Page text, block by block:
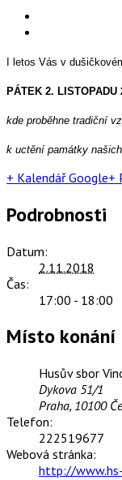
I letos Vás v
PÁTEK 2. LISTOPADU
kde proběhne tradiční
k uctění památky
+ Kalendář Google+
Podrobnosti
Datum:
2.11.2018
Čas:
17:00 - 18:00
Místo konání
Husův sbor
Dykova 51/1
Praha, 10100
Telefon:
222519677
Webová stránka:
http://